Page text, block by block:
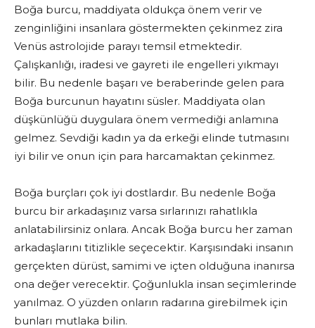
Boğa burcu, maddiyata oldukça önem verir ve
zenginliğini insanlara göstermekten çekinmez zira
Venüs astrolojide parayı temsil etmektedir.
Çalışkanlığı, iradesi ve gayreti ile engelleri yıkmayı
bilir. Bu nedenle başarı ve beraberinde gelen para
Boğa burcunun hayatını süsler. Maddiyata olan
düşkünlüğü duygulara önem vermediği anlamına
gelmez. Sevdiği kadın ya da erkeği elinde tutmasını
iyi bilir ve onun için para harcamaktan çekinmez.
Boğa burçları çok iyi dostlardır. Bu nedenle Boğa
burcu bir arkadaşınız varsa sırlarınızı rahatlıkla
anlatabilirsiniz onlara. Ancak Boğa burcu her zaman
arkadaşlarını titizlikle seçecektir. Karşısındaki insanın
gerçekten dürüst, samimi ve içten olduğuna inanırsa
ona değer verecektir. Çoğunlukla insan seçimlerinde
yanılmaz. O yüzden onların radarına girebilmek için
bunları mutlaka bilin.